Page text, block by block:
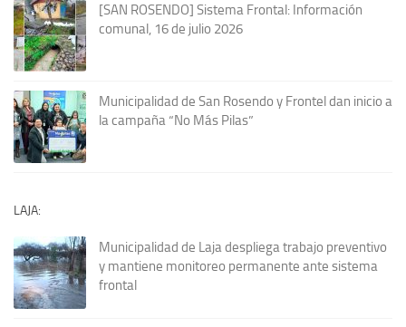
[SAN ROSENDO] Sistema Frontal: Información
comunal, 16 de julio 2026
Municipalidad de San Rosendo y Frontel dan inicio a
la campaña “No Más Pilas”
LAJA:
Municipalidad de Laja despliega trabajo preventivo
y mantiene monitoreo permanente ante sistema
frontal